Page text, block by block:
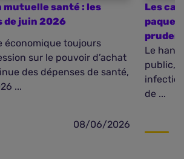
mutuelle santé : les
de juin 2026
économique toujours
sur le pouvoir d’achat
des dépenses de santé,
...
08/06/2026
Les
Le
public,
de ...